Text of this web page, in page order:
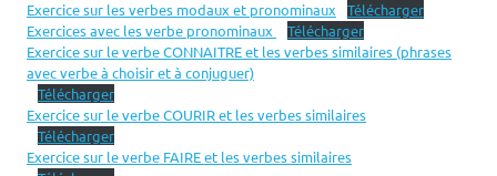
Exercice sur les verbes modaux et pronominaux Télécharger
Exercices avec les verbe pronominaux
Télécharger
Exercice sur le verbe CONNAITRE et les verbes similaires (phrases
avec verbe à choisir et à conjuguer)
Télécharger
Exercice sur le verbe COURIR et les verbes similaires
Télécharger
Exercice sur le verbe FAIRE et les verbes similaires